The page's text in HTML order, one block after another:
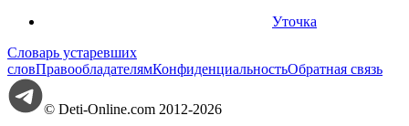
Уточка
Словарь устаревших
словПравообладателямКонфиденциальностьОбратная связь
© Deti-Online.com 2012-2026